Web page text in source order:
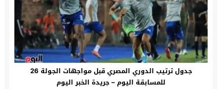
جدول ترتيب الدوري المصري قبل مواجهات الجولة 26
للمسابقة اليوم – جريدة الخبر اليوم